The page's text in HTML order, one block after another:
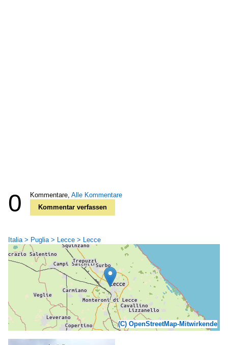
0 Kommentare, Alle Kommentare
Kommentar verfassen
Italia > Puglia > Lecce > Lecce
(C) OpenStreetMap-Mitwirkende